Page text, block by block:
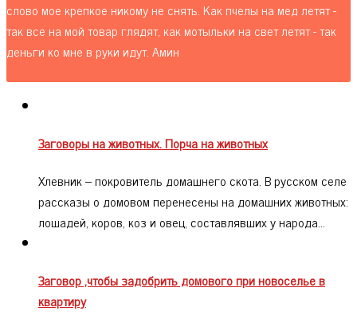
слово мое крепкое никому не снять. Как пчелы на мед летят -
так все на мой товар глядят, как мотыльки на свет летят - так
деньги ко мне в руки идут. Амин
Заговоры на животных. Порча на животных
Хлевник – покровитель домашнего скота. В русском селе
рассказы о домовом перенесены на домашних животных:
лошадей, коров, коз и овец, составлявших у народа…
Заговор ,чтобы задобрить домового при новоселье в
квартиру